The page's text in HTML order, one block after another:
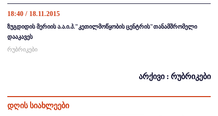
18:40 / 18.11.2015
ზუგდიდის მერიის ა.ა.ი.პ."კეთილმოწყობის ცენტრის"თანამშრომელი
დააკავეს
რუბრიკები
არქივი : რუბრიკები
დღის სიახლეები